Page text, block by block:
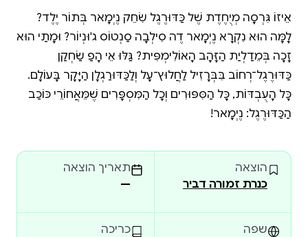
אֵיזוֹ גִּרְסָה מְיֻחֶדֶת שֶׁל כַּדּוּרֶגֶל שִׂחֵק נֶיְמָאר בְּתוֹר יֶלֶד?
לָמָּה הוּא נִקְרָא נֶיְמָאר דֶה סִילְבָה סַנְטוֹס ג'וּנְיוֹר? וּמָתַי הוּא
זָכָה בְּמֵדַלְיַת הַזָּהָב הָאוֹלִימְפִּית? גַּלּוּ אֵיךְ הָפַךְ שַׂחְקַן
כַּדּוּרֶגֶל־רְחוֹב בִּבְּרָזִיל לַחֲלוּץ־עָל וְלַכַּדּוּרַגְלָן הַיָּקָר בָּעוֹלָם.
כָּל הָעֻבְדּוֹת, כָּל הַסִּפּוּרִים וְכָל הַמִּסְפָּרִים שֶׁמֵּאֲחוֹרֵי כּוֹכַב
הַכַּדּוּרֶגֶל: נֶיְמָאר!
הוצאה
כנרת זמורה דביר
תאריך הוצאה
—
שפה
כריכה